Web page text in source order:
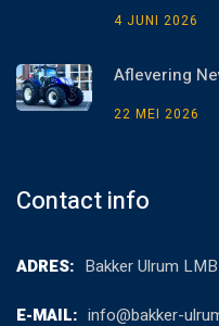
4 JUNI 2026
Aflevering
22 MEI 2026
Contact info
ADRES: Bakker Ulrum
E-MAIL: info@bakker-